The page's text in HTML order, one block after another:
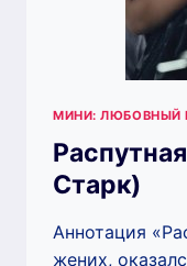
МИНИ: ЛЮБОВНЫЙ
Старк)
Аннотация
жених,